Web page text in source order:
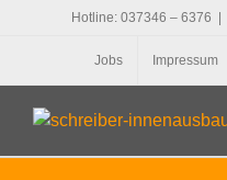
Hotline: 037346 – 6376
Jobs Impressum